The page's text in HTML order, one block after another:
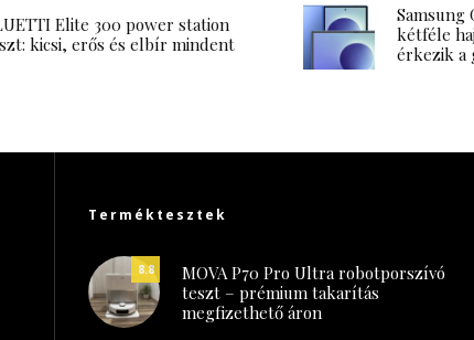
Elite 300 power station
kicsi, erős és elbír mindent
Samsung
kétféle
érkezik a
Terméktesztek
8.8
MOVA P70 Pro Ultra robotporszívó
teszt – prémium takarítás
megfizethető áron